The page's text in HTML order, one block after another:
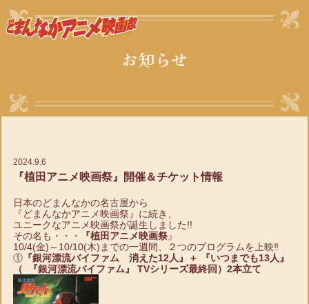
お知らせ
2024.9.6
『植田アニメ映画祭』開催＆チケット情報
日本のどまんなかの名古屋から
『どまんなかアニメ映画祭』に続き、
ユニークなアニメ映画祭が誕生しました!!
その名も・・・
『植田アニメ映画祭』
10/4(金)～10/10(木)までの一週間、２つのプログラムを上映‼
①『銀河漂流バイファム 消えた12人』＋ 『いつまでも13人』
（ 『銀河漂流バイファム』 TVシリーズ最終回）2本立て